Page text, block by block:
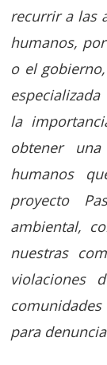
recurrir a las
humanos,
o el
la
obtener
humanos
proyecto
ambiental,
nuestras
violaciones
para